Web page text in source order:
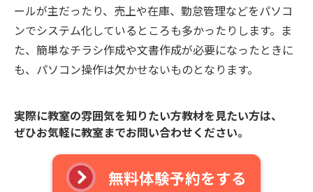
ールが主だったり、売上や在庫、勤怠管理などをパソコ
ンでシステム化しているところも多かったりします。ま
た、簡単なチラシ作成や文書作成が必要になったときに
も、パソコン操作は欠かせないものとなります。
実際に教室の雰囲気を知りたい方教材を見たい方は、
ぜひお気軽に教室までお問い合わせください。
無料体験予約をする